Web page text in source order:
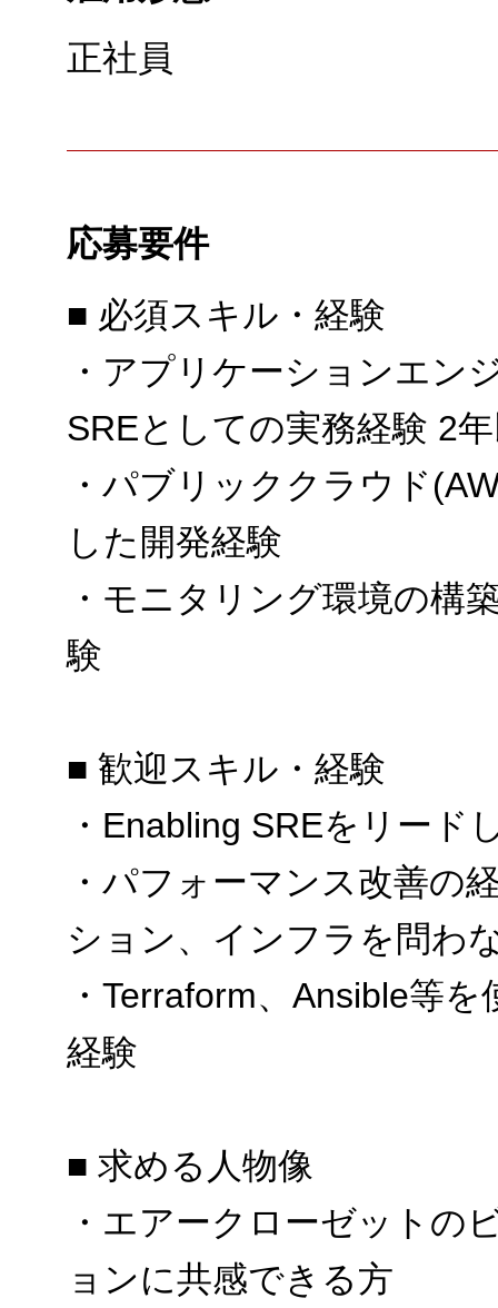
正社員
応募要件
■ 必須スキル・経験
・アプリケーションエン
SREとしての実務経験 2
・パブリッククラウド
した開発経験
・モニタリング環境の構
験
■ 歓迎スキル・経験
・Enabling SREをリード
・パフォーマンス改善の
ション、インフラを問わ
・Terraform、Ansible等
経験
■ 求める人物像
・エアークローゼットの
ョンに共感できる方